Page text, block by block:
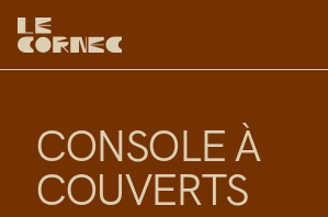
CONSOLEÀ
COUVERTS